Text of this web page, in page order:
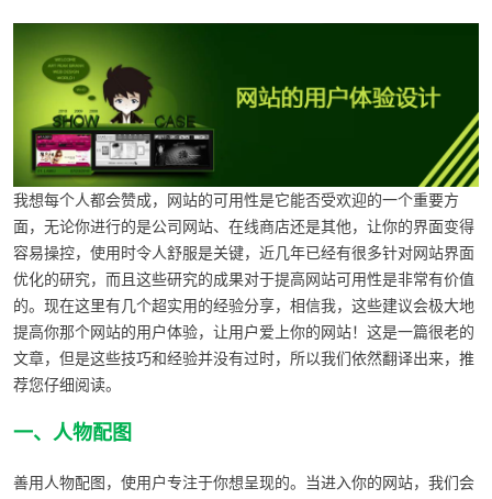
我想每个人都会赞成，网站的可用性是它能否受欢迎的一个重要方
面，无论你进行的是公司网站、在线商店还是其他，让你的界面变得
容易操控，使用时令人舒服是关键，近几年已经有很多针对网站界面
优化的研究，而且这些研究的成果对于提高网站可用性是非常有价值
的。现在这里有几个超实用的经验分享，相信我，这些建议会极大地
提高你那个网站的用户体验，让用户爱上你的网站！这是一篇很老的
文章，但是这些技巧和经验并没有过时，所以我们依然翻译出来，推
荐您仔细阅读。
一、人物配图
善用人物配图，使用户专注于你想呈现的。当进入你的网站，我们会